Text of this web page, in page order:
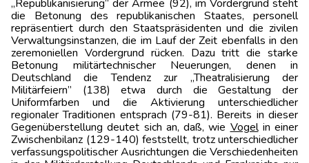
„Republikanisierung” der Armee (92), im Vordergrund steht
die Betonung des republikanischen Staates, personell
repräsentiert durch den Staatspräsidenten und die zivilen
Verwaltungsinstanzen, die im Lauf der Zeit ebenfalls in den
zeremoniellen Vordergrund rücken. Dazu tritt die starke
Betonung militärtechnischer Neuerungen, denen in
Deutschland die Tendenz zur „Theatralisierung der
Militärfeiern” (138) etwa durch die Gestaltung der
Uniformfarben und die Aktivierung unterschiedlicher
regionaler Traditionen entsprach (79-81). Bereits in dieser
Gegenüberstellung deutet sich an, daß, wie Vogelin einer
Zwischenbilanz (129-140) feststellt, trotz unterschiedlicher
verfassungspolitischer Ausrichtungen die Verschiedenheiten